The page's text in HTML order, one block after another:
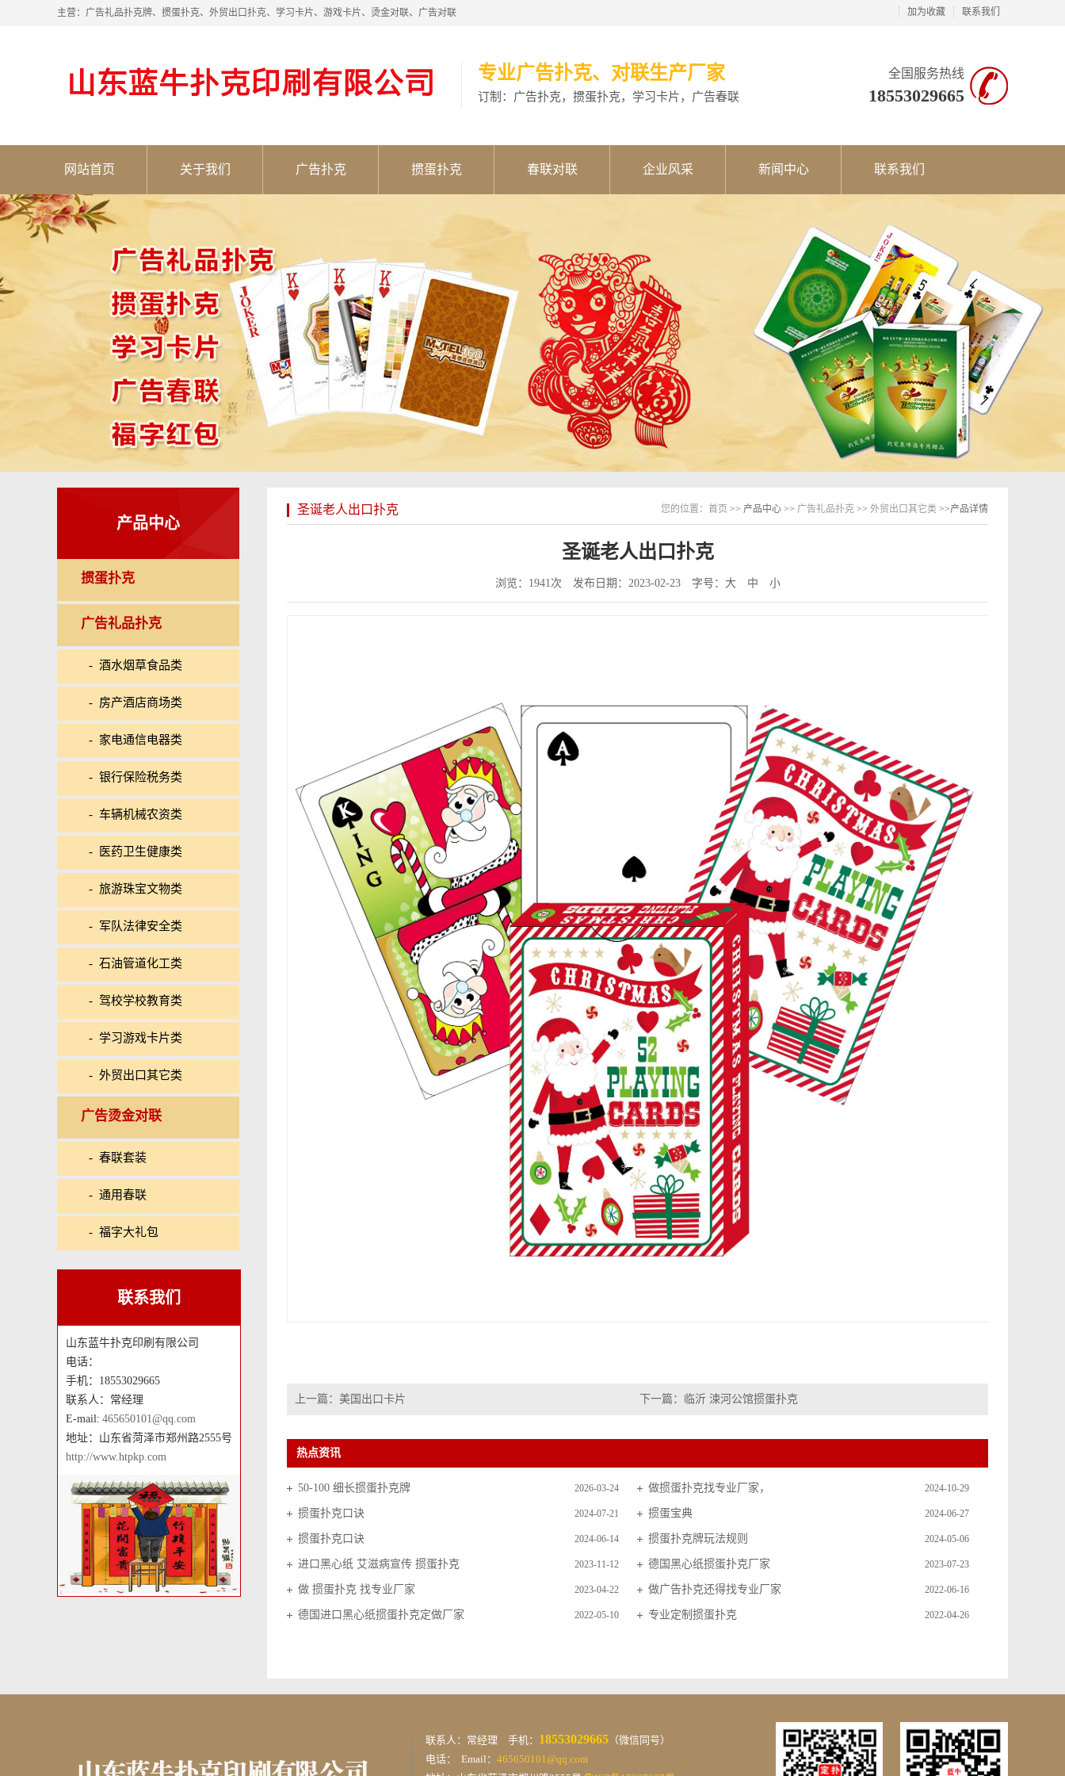
主营：广告礼品扑克牌、掼蛋扑克、外贸出口扑克、学习卡片、游戏卡片、烫金对联、广告对联 加为收藏 联系我们
专业广告扑克、对联生产厂家
订制：广告扑克，掼蛋扑克，学习卡片，广告春联
全国服务热线
18553029665
网站首页 关于我们 广告扑克 掼蛋扑克 春联对联 企业风采 新闻中心 联系我们
产品中心
掼蛋扑克
广告礼品扑克
- 酒水烟草食品类
- 房产酒店商场类
- 家电通信电器类
- 银行保险税务类
- 车辆机械农资类
- 医药卫生健康类
- 旅游珠宝文物类
- 军队法律安全类
- 石油管道化工类
- 驾校学校教育类
- 学习游戏卡片类
- 外贸出口其它类
广告烫金对联
- 春联套装
- 通用春联
- 福字大礼包
联系我们
山东蓝牛扑克印刷有限公司
电话：
手机：18553029665
联系人：常经理
E-mail: 465650101@qq.com
地址：山东省菏泽市郑州路2555号
http://www.htpkp.com
圣诞老人出口扑克 您的位置： 首页 >> 产品中心 >> 广告礼品扑克 >> 外贸出口其它类 >>产品详情
圣诞老人出口扑克
浏览：1941次 发布日期：2023-02-23 字号： 大 中 小
上一篇： 美国出口卡片 下一篇： 临沂 涑河公馆掼蛋扑克
热点资讯
2026-03-24
50-100 细长掼蛋扑克牌 2024-10-29
做掼蛋扑克找专业厂家，
2024-07-21
掼蛋扑克口诀 2024-06-27
掼蛋宝典
2024-06-14
掼蛋扑克口诀 2024-05-06
掼蛋扑克牌玩法规则
2023-11-12
进口黑心纸 艾滋病宣传 掼蛋扑克 2023-07-23
德国黑心纸掼蛋扑克厂家
2023-04-22
做 掼蛋扑克 找专业厂家 2022-06-16
做广告扑克还得找专业厂家
2022-05-10
德国进口黑心纸掼蛋扑克定做厂家 2022-04-26
专业定制掼蛋扑克
联系人：常经理 手机： 18553029665 （微信同号）
电话： Email： 465650101@qq.com